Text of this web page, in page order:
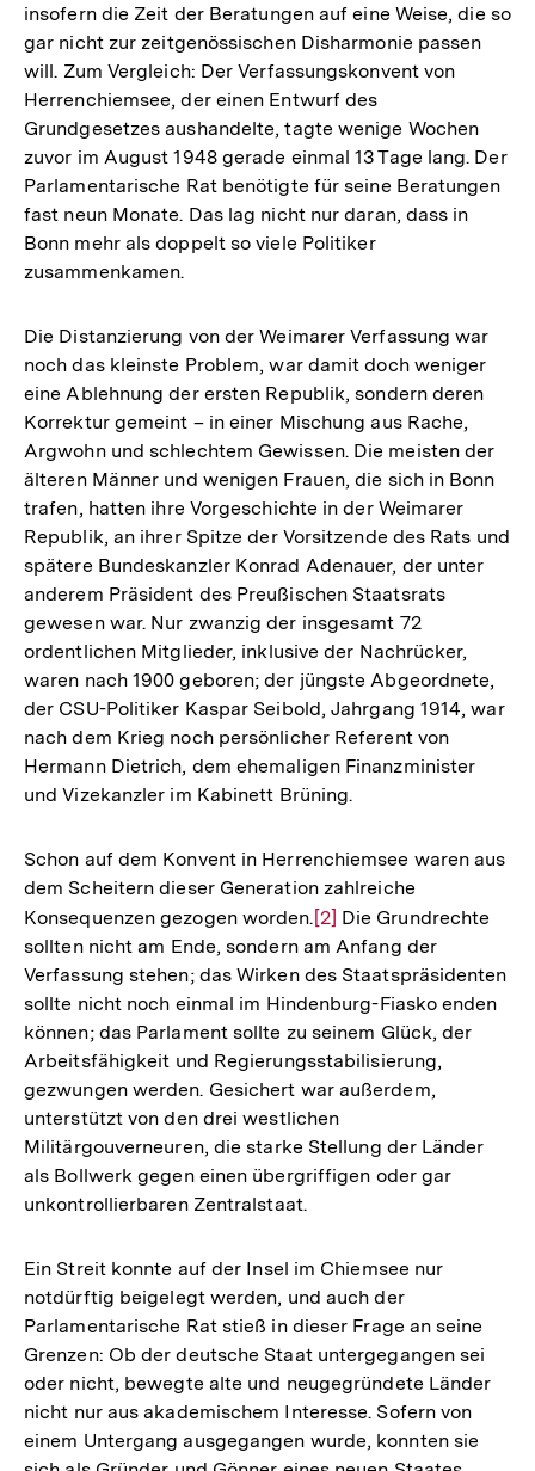
insofern die Zeit der Beratungen auf eine Weise, die so
gar nicht zur zeitgenössischen Disharmonie passen
will. Zum Vergleich: Der Verfassungskonvent von
Herrenchiemsee, der einen Entwurf des
Grundgesetzes aushandelte, tagte wenige Wochen
zuvor im August 1948 gerade einmal 13 Tage lang. Der
Parlamentarische Rat benötigte für seine Beratungen
fast neun Monate. Das lag nicht nur daran, dass in
Bonn mehr als doppelt so viele Politiker
zusammenkamen.
Die Distanzierung von der Weimarer Verfassung war
noch das kleinste Problem, war damit doch weniger
eine Ablehnung der ersten Republik, sondern deren
Korrektur gemeint – in einer Mischung aus Rache,
Argwohn und schlechtem Gewissen. Die meisten der
älteren Männer und wenigen Frauen, die sich in Bonn
trafen, hatten ihre Vorgeschichte in der Weimarer
Republik, an ihrer Spitze der Vorsitzende des Rats und
spätere Bundeskanzler Konrad Adenauer, der unter
anderem Präsident des Preußischen Staatsrats
gewesen war. Nur zwanzig der insgesamt 72
ordentlichen Mitglieder, inklusive der Nachrücker,
waren nach 1900 geboren; der jüngste Abgeordnete,
der CSU-Politiker Kaspar Seibold, Jahrgang 1914, war
nach dem Krieg noch persönlicher Referent von
Hermann Dietrich, dem ehemaligen Finanzminister
und Vizekanzler im Kabinett Brüning.
Schon auf dem Konvent in Herrenchiemsee waren aus
dem Scheitern dieser Generation zahlreiche
Konsequenzen gezogen worden. Zur
Auflösung
der
Fußnote
[2] Die Grundrechte
sollten nicht am Ende, sondern am Anfang der
Verfassung stehen; das Wirken des Staatspräsidenten
sollte nicht noch einmal im Hindenburg-Fiasko enden
können; das Parlament sollte zu seinem Glück, der
Arbeitsfähigkeit und Regierungsstabilisierung,
gezwungen werden. Gesichert war außerdem,
unterstützt von den drei westlichen
Militärgouverneuren, die starke Stellung der Länder
als Bollwerk gegen einen übergriffigen oder gar
unkontrollierbaren Zentralstaat.
Ein Streit konnte auf der Insel im Chiemsee nur
notdürftig beigelegt werden, und auch der
Parlamentarische Rat stieß in dieser Frage an seine
Grenzen: Ob der deutsche Staat untergegangen sei
oder nicht, bewegte alte und neugegründete Länder
nicht nur aus akademischem Interesse. Sofern von
einem Untergang ausgegangen wurde, konnten sie